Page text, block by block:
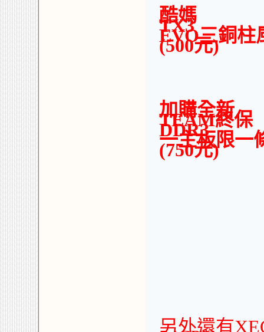
酷媽
TX3
EVO
(500元)
加購全新
TEAM終保
DDR3
一主板限
(750元)
另外還有